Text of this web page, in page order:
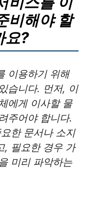
비해야 할
요?
이용하기 위해
습니다. 먼저, 이
에게 이사할 물
주어야 합니다.
한 문서나 소지
, 필요한 경우 가
미리 파악하는